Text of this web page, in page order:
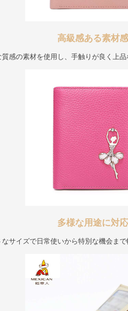
高級感ある素材感
感の素材を使用し、手触りが良く上品
多様な用途に対応
なサイズで日常使いから特別な機会まで